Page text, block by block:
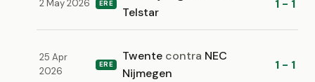
2 May 2026 ERE
Telstar
1 - 1
25 Apr
2026
ERE
Twente contra NEC
Nijmegen
1 - 1